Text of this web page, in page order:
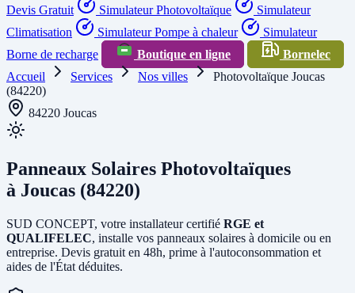
Devis Gratuit
Simulateur Photovoltaïque
Simulateur
Climatisation
Simulateur Pompe à chaleur
Simulateur
Borne de recharge
Boutique en ligne
Bornelec
Accueil
Services Nos villes
Photovoltaïque Joucas
(84220)
84220 Joucas
Panneaux Solaires Photovoltaïques
à Joucas (84220)
SUD CONCEPT, votre installateur certifié RGE et
QUALIFELEC, installe vos panneaux solaires à domicile ou en
entreprise. Devis gratuit en 48h, prime à l'autoconsommation et
aides de l'État déduites.